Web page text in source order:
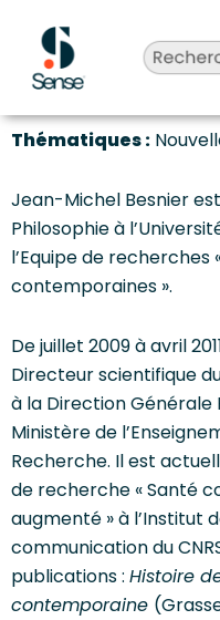
contenu
Thématiques :
Jean-Michel Besnier
Philosophie à
l’Equipe de recherches
contemporaines ».
De juillet 2009 à avril
Directeur scientifique
à la Direction
Ministère de
Recherche. Il est
de recherche « Santé
augmenté » à l’Institut
communication du
publications : Histoire
contemporaine